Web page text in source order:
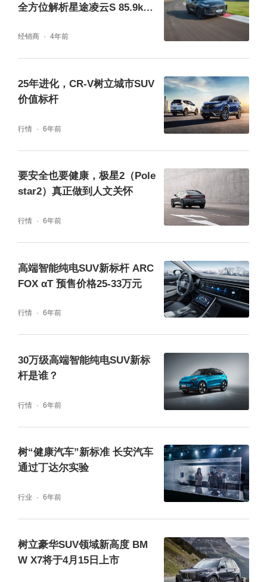
米级最微小运动监测，防止婴幼儿或者宠物不
小心被锁在车内。该系统还与车内空调系统相
连，避免出现乘客中暑或体温过低情况。作为
音。为提高低速时的安全性，极星3沿用极星2
的AVAS系统的声音，该系统会以一种和谐自
然的音质，提醒过往的行人感知到极星3的靠
近，对视障人士尤其友好。
全方位解析星途凌云S 85.9km/
经销商 4年前
25年进化，CR-V树立城市SUV
价值标杆
行情 6年前
要安全也要健康，极星2（Pole
star2）真正做到人文关怀
行情 6年前
高端智能纯电SUV新标杆 ARC
FOX αT 预售价格25-33万元
行情 6年前
30万级高端智能纯电SUV新标
杆是谁？
行情 6年前
树“健康汽车”新标准 长安汽车
通过丁达尔实验
行业 6年前
树立豪华SUV领域新高度 BM
W X7将于4月15日上市